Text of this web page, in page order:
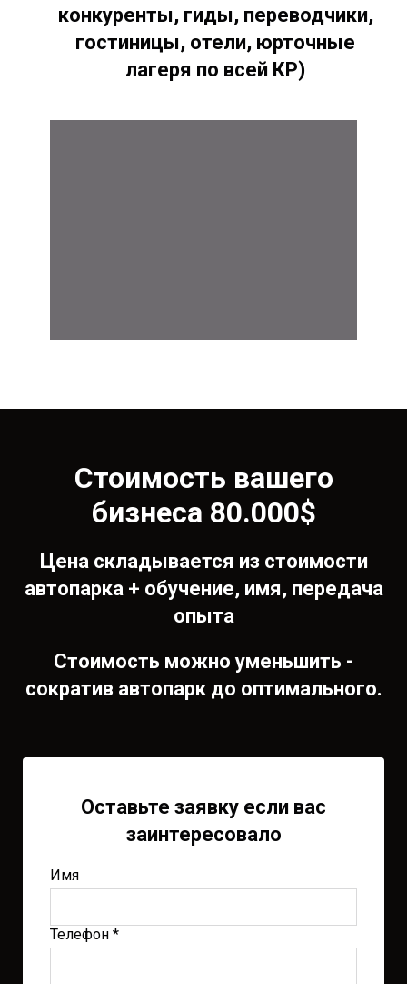
конкуренты, гиды, переводчики,
гостиницы, отели, юрточные
лагеря по всей КР)
Стоимость вашего
бизнеса 80.000$
Цена складывается из стоимости
автопарка + обучение, имя, передача
опыта
Стоимость можно уменьшить -
сократив автопарк до оптимального.
Оставьте заявку если вас
заинтересовало
Имя
Телефон *